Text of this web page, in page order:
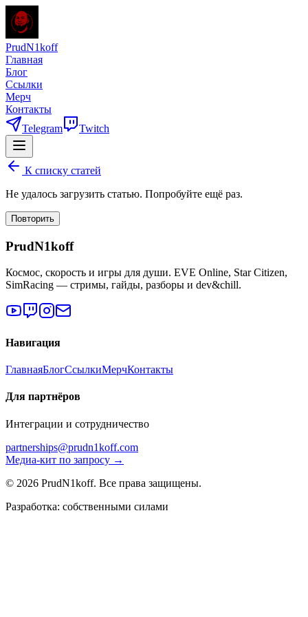
PrudN1koff
Главная
Блог
Ссылки
Мерч
Контакты
Telegram
Twitch
К списку статей
Не удалось загрузить статью. Попробуйте ещё раз.
Повторить
PrudN1koff
Космос, скорость и игры для души. EVE Online, Star Citizen,
SimRacing — стримы, гайды, разборы и dev&chill.
Навигация
ГлавнаяБлогСсылкиМерчКонтакты
Для партнёров
Интеграции и сотрудничество
partnerships@prudn1koff.com
Медиа-кит по запросу →
© 2026 PrudN1koff. Все права защищены.
Разработка: собственными силами